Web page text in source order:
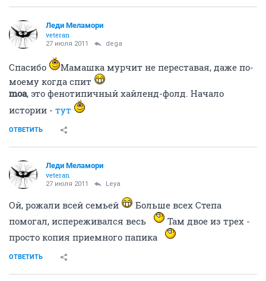
Леди Меламори
veteran
27 июля 2011 dega
Спасибо
Мамашка мурчит не переставая, даже по-
моему когда спит
moa, это фенотипичный хайленд-фолд. Начало
истории - тут
ОТВЕТИТЬ
Леди Меламори
veteran
27 июля 2011 Leya
Ой, рожали всей семьей
Больше всех Степа
помогал, испереживался весь
Там двое из трех -
просто копия приемного папика
ОТВЕТИТЬ